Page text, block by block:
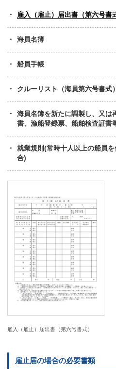
雇入（雇止）届出書（第六号書
海員名簿
船員手帳
クルーリスト（海員第六号書式
海員名簿を新たに調製し、又は
書、漁船登録票、船舶検査証書
就業規則(常時十人以上の船員
合)
雇入（雇止）届出書（第六号書式）
雇止届の場合の必要書類